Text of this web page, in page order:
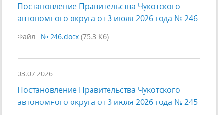
Постановление Правительства Чукотского
автономного округа от 3 июля 2026 года № 246
Файл: № 246.docx (75.3 Кб)
03.07.2026
Постановление Правительства Чукотского
автономного округа от 3 июля 2026 года № 245